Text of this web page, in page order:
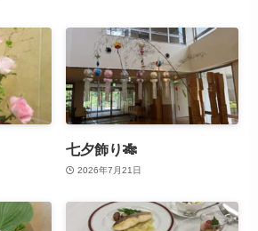
七夕飾り🎋
2026年7月21日